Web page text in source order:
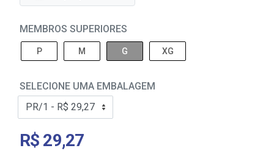
MEMBROS SUPERIORES
P M G XG
SELECIONE UMA EMBALAGEM
R$ 29,27